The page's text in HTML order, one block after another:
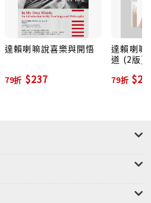
達賴喇嘛說喜樂與開悟
79折 $237
達賴喇嘛
道 (2版)
79折